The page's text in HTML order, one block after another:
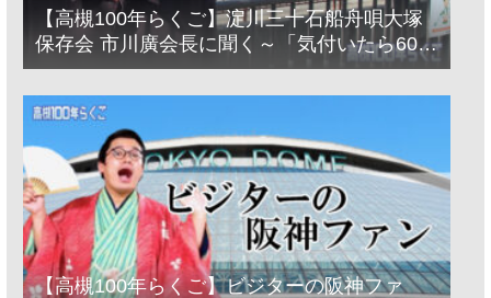
【高槻100年らくご】淀川三十石船舟唄大塚
保存会 市川廣会長に聞く～「気付いたら60年
経っとった」
【高槻100年らくご】ビジターの阪神ファ